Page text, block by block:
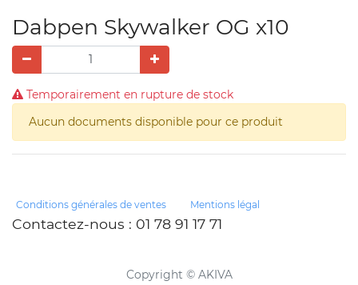
Dabpen Skywalker OG x10
Temporairement en rupture de stock
Aucun documents disponible pour ce produit
Conditions générales de ventes Mentions légal
Contactez-nous : 01 78 91 17 71
Copyright © AKIVA